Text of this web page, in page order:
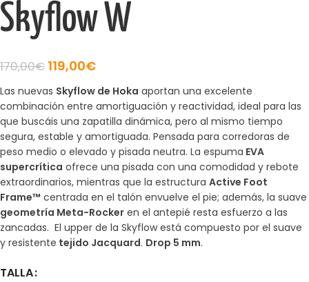
Skyflow W
170,00€ 119,00€
Las nuevas Skyflow de Hoka aportan una excelente
combinación entre amortiguación y reactividad, ideal para las
que buscáis una zapatilla dinámica, pero al mismo tiempo
segura, estable y amortiguada. Pensada para corredoras de
peso medio o elevado y pisada neutra. La espuma EVA
supercrítica ofrece una pisada con una comodidad y rebote
extraordinarios, mientras que la estructura Active Foot
Frame™ centrada en el talón envuelve el pie; además, la suave
geometría Meta-Rocker en el antepié resta esfuerzo a las
zancadas. El upper de la Skyflow está compuesto por el suave
y resistente tejido Jacquard. Drop 5 mm.
TALLA